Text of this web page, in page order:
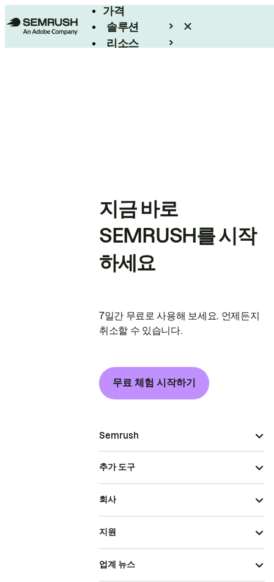
가격
솔루션
리소스
지금 바로
SEMRUSH를 시작
하세요
7일간 무료로 사용해 보세요. 언제든지
취소할 수 있습니다.
무료 체험 시작하기
Semrush
추가 도구
회사
지원
업계 뉴스